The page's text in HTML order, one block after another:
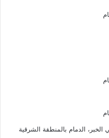
الدمام بالمنطقة الشرقية